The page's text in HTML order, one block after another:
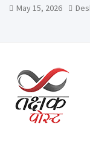
May 15, 2026